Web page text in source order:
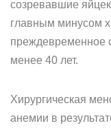
созревавшие
главным минусом
преждевременное
менее 40 лет.
Хирургическая
анемии в